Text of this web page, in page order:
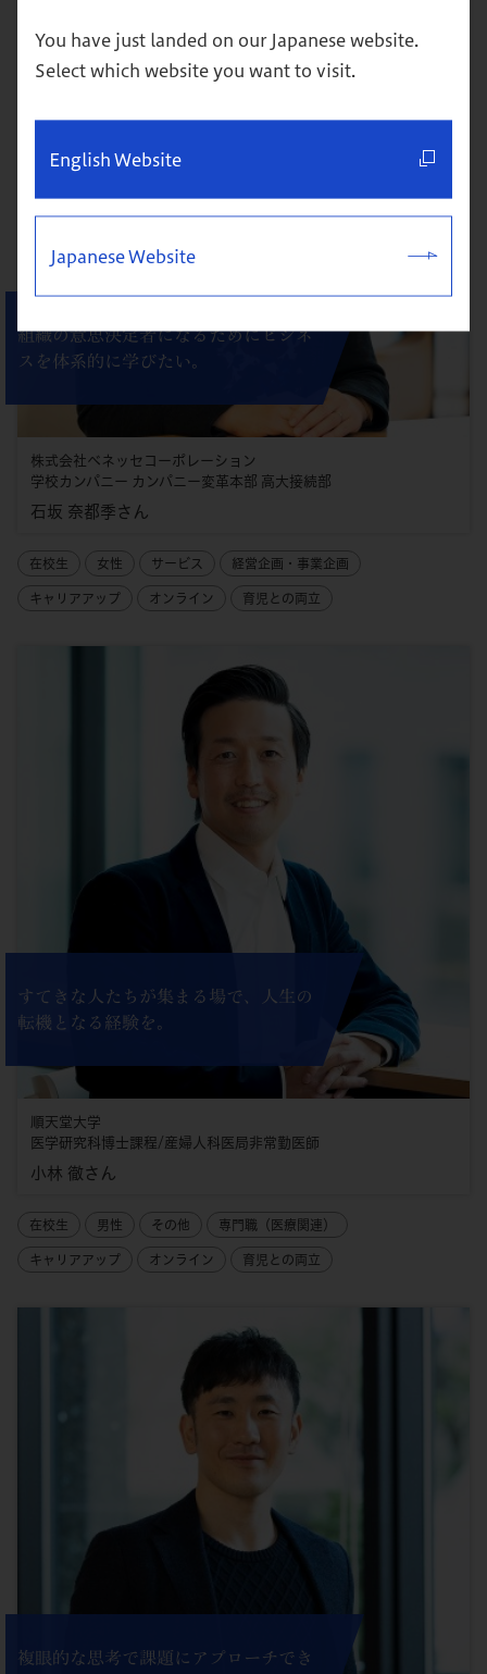
You have just landed on our Japanese website.
Select which website you want to visit.
English Website
Japanese Website
組織の意思決定者になるためにビジネ
スを体系的に学びたい。
株式会社ベネッセコーポレーション
学校カンパニー カンパニー変革本部 高大接続部
石坂 奈都季さん
在校生 女性 サービス 経営企画・事業企画
キャリアアップ オンライン 育児との両立
すてきな人たちが集まる場で、人生の
転機となる経験を。
順天堂大学
医学研究科博士課程/産婦人科医局非常勤医師
小林 徹さん
在校生 男性 その他 専門職（医療関連）
キャリアアップ オンライン 育児との両立
複眼的な思考で課題にアプローチでき